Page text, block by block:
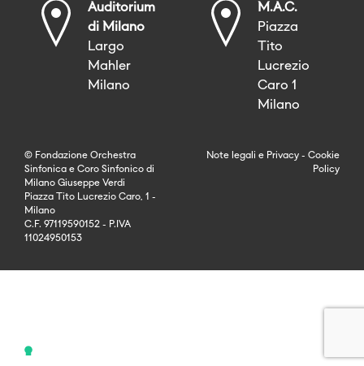
Auditorium
di Milano
Largo
Mahler
Milano
M.A.C.
Piazza
Tito
Lucrezio
Caro 1
Milano
© Fondazione Orchestra
Sinfonica e Coro Sinfonico di
Milano Giuseppe Verdi
Piazza Tito Lucrezio Caro, 1 -
Milano
C.F. 97119590152 - P.IVA
11024950153
Note legali e Privacy - Cookie
Policy